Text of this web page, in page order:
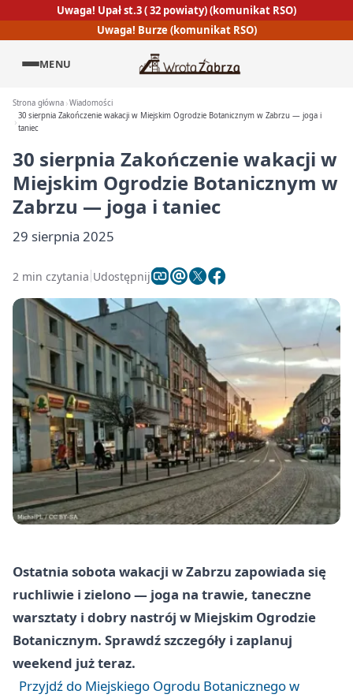
Uwaga! Upał st.3 ( 32 powiaty) (komunikat RSO)
Uwaga! Burze (komunikat RSO)
MENU
Strona główna Wiadomości
30 sierpnia Zakończenie wakacji w Miejskim Ogrodzie Botanicznym w Zabrzu — joga i
taniec
30 sierpnia Zakończenie wakacji w
Miejskim Ogrodzie Botanicznym w
Zabrzu — joga i taniec
29 sierpnia 2025
2 min czytania Udostępnij
Ostatnia sobota wakacji w Zabrzu zapowiada się
ruchliwie i zielono — joga na trawie, taneczne
warsztaty i dobry nastrój w Miejskim Ogrodzie
Botanicznym. Sprawdź szczegóły i zaplanuj
weekend już teraz.
Przyjdź do Miejskiego Ogrodu Botanicznego w